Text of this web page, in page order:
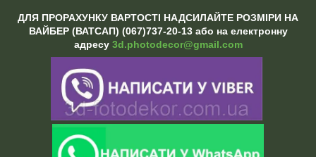
ДЛЯ ПРОРАХУНКУ ВАРТОСТІ НАДСИЛАЙТЕ РОЗМІРИ НА
ВАЙБЕР (ВАТСАП) (067)737-20-13 або на електронну
адресу 3d.photodecor@gmail.com